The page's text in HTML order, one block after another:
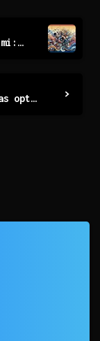
Influenceru Sadarbības Dziļumi: Stratēģijas un Iespējas
Iegūsti vairāk: Konversijas optimizācijas noslēpumi